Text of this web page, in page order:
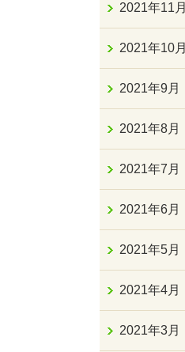
2021年11月
2021年10月
2021年9月
2021年8月
2021年7月
2021年6月
2021年5月
2021年4月
2021年3月